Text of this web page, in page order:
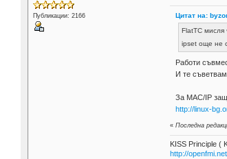
Публикации: 2166
Цитат на:
FlatTC мисля
ipset още не
Работи
И те
За MAC/IP
http://linux-
«Последна
KISS Principle (
http://